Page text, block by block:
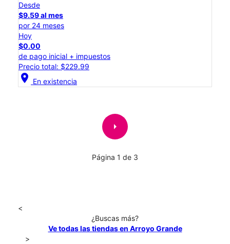
Desde
$9.59 al mes
por 24 meses
Hoy
$0.00
de pago inicial + impuestos
Precio total: $229.99
location_on En existencia
arrow_right
Página 1 de 3
<
¿Buscas más?
Ve todas las tiendas en Arroyo Grande
>